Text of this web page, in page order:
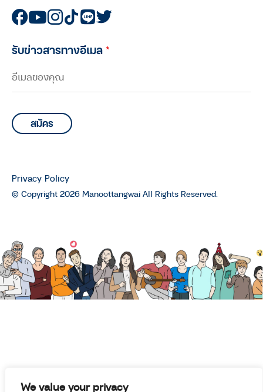
We value your privacy
รับข่าวสารทางอีเมล*
© Copyright 2026 Manoottangwai All Rights Reserved.
Privacy Policy